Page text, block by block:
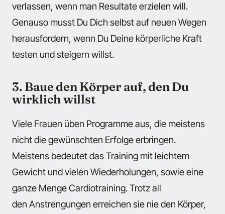
verlassen, wenn man Resultate erzielen will.
Genauso musst Du Dich selbst auf neuen Wegen
herausfordern, wenn Du Deine körperliche Kraft
testen und steigern willst.
3. Baue den Körper auf, den Du
wirklich willst
Viele Frauen üben Programme aus, die meistens
nicht die gewünschten Erfolge erbringen.
Meistens bedeutet das Training mit leichtem
Gewicht und vielen Wiederholungen, sowie eine
ganze Menge Cardiotraining. Trotz all
den Anstrengungen erreichen sie nie den Körper,